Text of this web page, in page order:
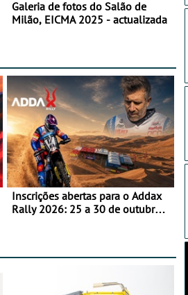
Galeria de fotos do Salão de
Milão, EICMA 2025 - actualizada
Inscrições abertas para o Addax
Rally 2026: 25 a 30 de outubro -